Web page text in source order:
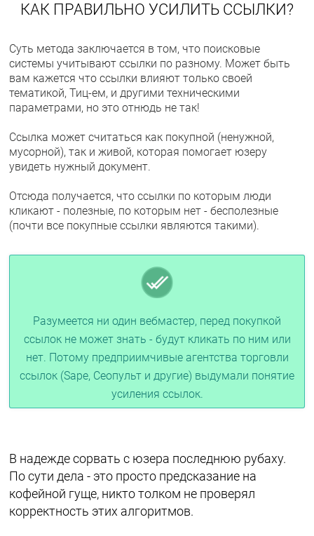
КАК ПРАВИЛЬНО УСИЛИТЬ ССЫЛКИ?
Суть метода заключается в том, что поисковые
системы учитывают ссылки по разному. Может быть
вам кажется что ссылки влияют только своей
тематикой, Тиц-ем, и другими техническими
параметрами, но это отнюдь не так!
Ссылка может считаться как покупной (ненужной,
мусорной), так и живой, которая помогает юзеру
увидеть нужный документ.
Отсюда получается, что ссылки по которым люди
кликают - полезные, по которым нет - бесполезные
(почти все покупные ссылки являются такими).
Разумеется ни один вебмастер, перед покупкой
ссылок не может знать - будут кликать по ним или
нет. Потому предприимчивые агентства торговли
ссылок (Sape, Сеопульт и другие) выдумали понятие
усиления ссылок.
В надежде сорвать с юзера последнюю рубаху.
По сути дела - это просто предсказание на
кофейной гуще, никто толком не проверял
корректность этих алгоритмов.